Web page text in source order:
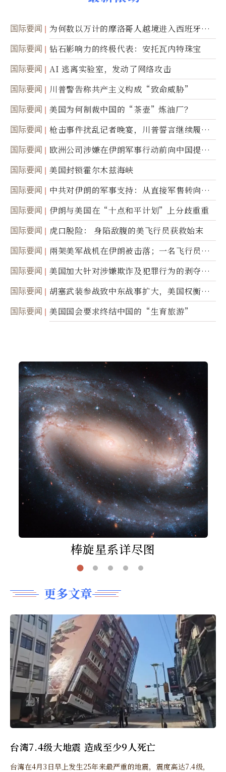
国际要闻
为何数以万计的摩洛哥人越境进入西班牙休
达
国际要闻 钻石影响力的终极代表：安托瓦内特珠宝
国际要闻 AI 逃离实验室，发动了网络攻击
国际要闻 川普警告称共产主义构成“致命威胁”
国际要闻 美国为何制裁中国的“茶壶”炼油厂？
国际要闻
枪击事件扰乱记者晚宴，川普誓言继续履行
职责
国际要闻
欧洲公司涉嫌在伊朗军事行动前向中国提供
美军基地的卫星图像
国际要闻 美国封锁霍尔木兹海峡
国际要闻
中共对伊朗的军事支持：从直接军售转向间
接技术转让
国际要闻 伊朗与美国在“十点和平计划”上分歧重重
国际要闻 虎口脱险： 身陷敌腹的美飞行员获救始末
国际要闻
兩架美军战机在伊朗被击落；一名飞行员失
踪
国际要闻
美国加大针对涉嫌欺诈及犯罪行为的剥夺公
民权力度
国际要闻
胡塞武装参战致中东战事扩大，美国权衡地
面入侵的可能性
国际要闻 美国国会要求终结中国的“生育旅游”
棒旋星系详尽图
更多文章
台湾7.4级大地震 造成至少9人死亡
台湾在4月3日早上发生25年来最严重的地震，震度高达7.4级，